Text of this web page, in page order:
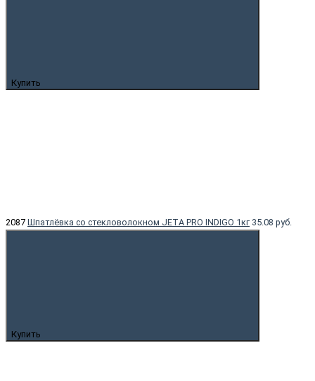
Купить
2087 Шпатлёвка со стекловолокном JETA PRO INDIGO 1кг 35.08 руб.
Купить